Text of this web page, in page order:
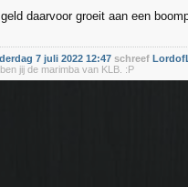
daarvoor groeit aan een
7 juli 2022 12:47 schreef
jij de marimba van KLB. :P